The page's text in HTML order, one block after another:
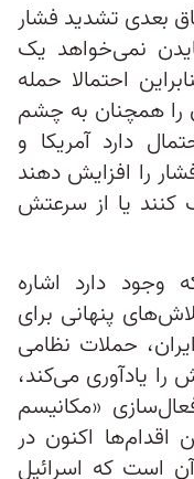
بعدی تشدید فشار
نمی‌خواهد یک
احتمالا حمله
را همچنان به چشم
دارد آمریکا و
را افزایش دهند‌
کنند یا از سرعتش
وجود دارد اشاره
پنهانی برای
حملات نظامی
یادآوری می‌کند،
«مکانیسم
اقدام‌ها اکنون در
است که اسرائیل